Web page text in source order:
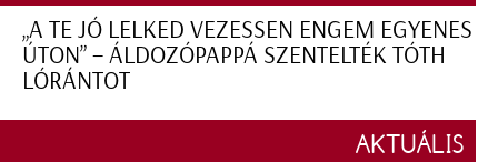
„A TE JÓ LELKED VEZESSEN ENGEM EGYENES
ÚTON” – ÁLDOZÓPAPPÁ SZENTELTÉK TÓTH
LÓRÁNTOT
AKTUÁLIS